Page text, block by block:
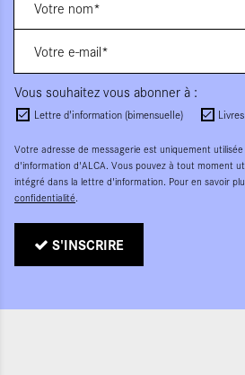
Vous souhaitez vous abonner à :
Lettre d'information (bimensuelle)
Votre adresse de messagerie est uniquement
d'information d'ALCA. Vous pouvez à tout moment
intégré dans la lettre d'information. Pour en savoir
confidentialité.
S'INSCRIRE